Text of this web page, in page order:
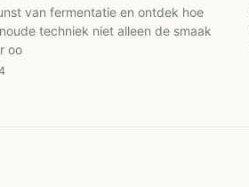
van fermentatie en ontdek hoe
techniek niet alleen de smaak
oo